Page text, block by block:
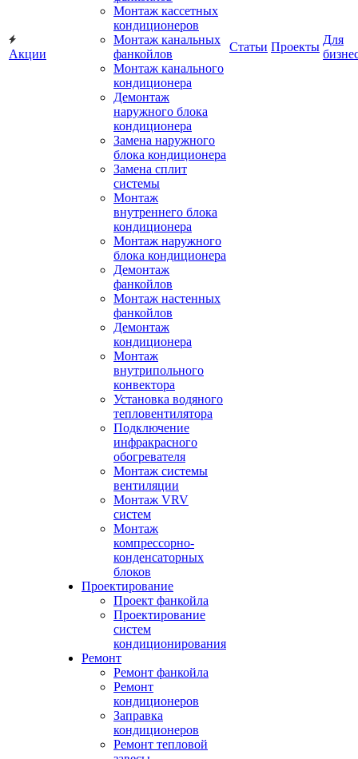
Акции
Монтаж кассетных
кондиционеров
Монтаж канальных
фанкойлов
Монтаж канального
кондиционера
Демонтаж
наружного блока
кондиционера
Замена наружного
блока кондиционера
Замена сплит
системы
Монтаж
внутреннего блока
кондиционера
Монтаж наружного
блока кондиционера
Демонтаж
фанкойлов
Монтаж настенных
фанкойлов
Демонтаж
кондиционера
Монтаж
внутрипольного
конвектора
Установка водяного
тепловентилятора
Подключение
инфракрасного
обогревателя
Монтаж системы
вентиляции
Монтаж VRV
систем
Монтаж
компрессорно-
конденсаторных
блоков
Проектирование
Проект фанкойла
Проектирование
систем
кондиционирования
Ремонт
Ремонт фанкойла
Ремонт
кондиционеров
Заправка
кондиционеров
Ремонт тепловой
Статьи Проекты
Для